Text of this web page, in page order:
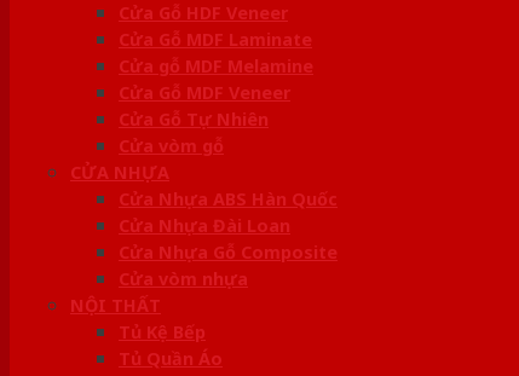
Cửa Gỗ HDF Veneer
Cửa Gỗ MDF Laminate
Cửa gỗ MDF Melamine
Cửa Gỗ MDF Veneer
Cửa Gỗ Tự Nhiên
Cửa vòm gỗ
CỬA NHỰA
Cửa Nhựa ABS Hàn Quốc
Cửa Nhựa Đài Loan
Cửa Nhựa Gỗ Composite
Cửa vòm nhựa
NỘI THẤT
Tủ Kệ Bếp
Tủ Quần Áo